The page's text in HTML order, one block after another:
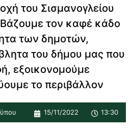
του Σισμανογλείου
τον καφέ κάδο
των δημοτών,
του δήμου μας που
εξοικονομούμε
το περιβάλλον
15/11/2022 13:30